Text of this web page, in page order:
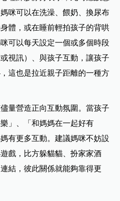
咪可以在洗澡、餵奶、換尿布
體，或在睡前輕拍孩子的背哄
可以每天設定一個或多個時段
視訊）、與孩子互動，讓孩子
這也是拉近親子距離的一種方
量營造正向互動氛圍。當孩子
」、「和媽媽在一起好有
有更多互動。建議媽咪不妨設
戲，比方躲貓貓、扮家家酒
結，彼此關係就能夠靠得更